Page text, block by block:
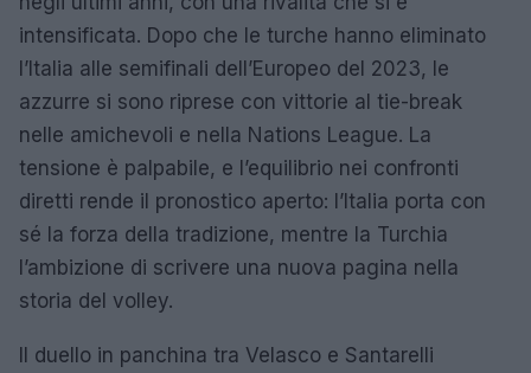
intensificata. Dopo che le turche hanno eliminato
l’Italia alle semifinali dell’Europeo del 2023, le
azzurre si sono riprese con vittorie al tie-break
nelle amichevoli e nella Nations League. La
tensione è palpabile, e l’equilibrio nei confronti
diretti rende il pronostico aperto: l’Italia porta con
sé la forza della tradizione, mentre la Turchia
l’ambizione di scrivere una nuova pagina nella
storia del volley.
Il duello in panchina tra Velasco e Santarelli